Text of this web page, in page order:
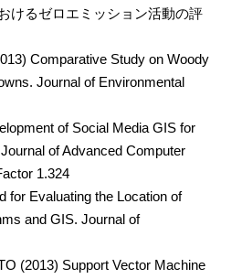
けるゼロエミッション活動の評
Comparative Study on Woody
Journal of Environmental
of Social Media GIS for
of Advanced Computer
1.324
for Evaluating the Location of
and GIS. Journal of
(2013) Support Vector Machine